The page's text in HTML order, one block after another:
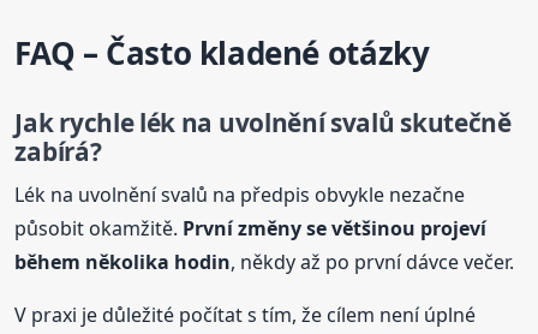
FAQ – Často kladené otázky
Jak rychle lék na uvolnění svalů skutečně
zabírá?
Lék na uvolnění svalů na předpis obvykle nezačne
působit okamžitě. První změny se většinou projeví
během několika hodin, někdy až po první dávce večer.
V praxi je důležité počítat s tím, že cílem není úplné